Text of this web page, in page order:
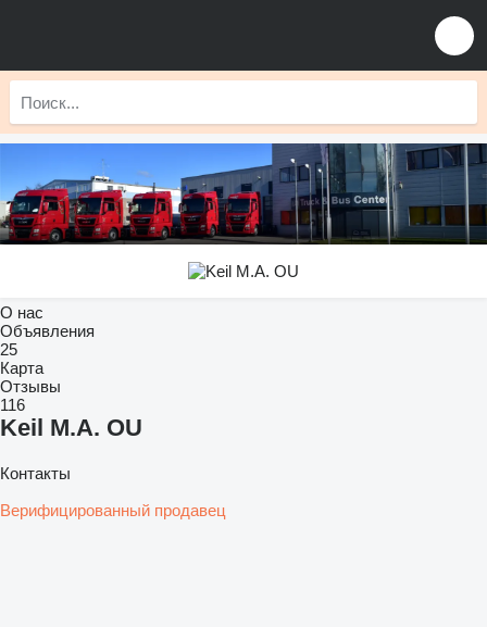
О нас
Объявления
25
Карта
Отзывы
116
Keil M.A. OU
Контакты
Верифицированный продавец